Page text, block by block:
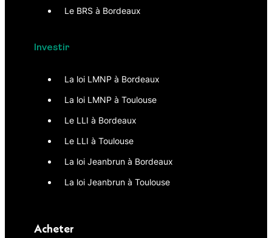
Le BRS à Bordeaux
Investir
La loi LMNP à Bordeaux
La loi LMNP à Toulouse
Le LLI à Bordeaux
Le LLI à Toulouse
La loi Jeanbrun à Bordeaux
La loi Jeanbrun à Toulouse
Acheter